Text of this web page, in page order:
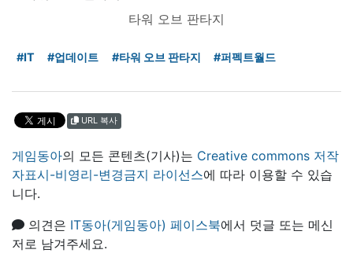
타워 오브 판타지
#IT #업데이트 #타워 오브 판타지 #퍼펙트월드
URL 복사
게임동아의 모든 콘텐츠(기사)는 Creative commons 저작
자표시-비영리-변경금지 라이선스에 따라 이용할 수 있습
니다.
의견은 IT동아(게임동아) 페이스북에서 덧글 또는 메신
저로 남겨주세요.